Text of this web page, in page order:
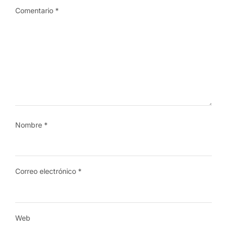
Comentario *
Nombre *
Correo electrónico *
Web